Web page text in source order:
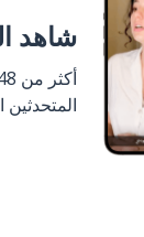
شاهد
المتحدثين